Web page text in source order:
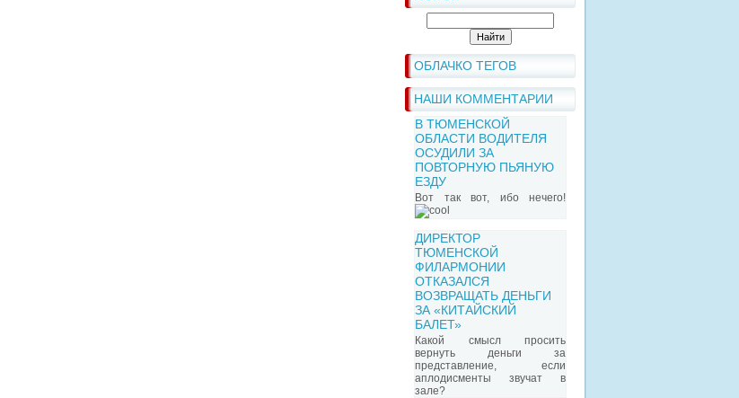
ОБЛАЧКО ТЕГОВ
НАШИ КОММЕНТАРИИ
В ТЮМЕНСКОЙ
ОБЛАСТИ ВОДИТЕЛЯ
ОСУДИЛИ ЗА
ПОВТОРНУЮ ПЬЯНУЮ
ЕЗДУ
Вот так вот, ибо нечего!
ДИРЕКТОР
ТЮМЕНСКОЙ
ФИЛАРМОНИИ
ОТКАЗАЛСЯ
ВОЗВРАЩАТЬ ДЕНЬГИ
ЗА «КИТАЙСКИЙ
БАЛЕТ»
Какой смысл просить
вернуть деньги за
представление, если
аплодисменты звучат в
зале?